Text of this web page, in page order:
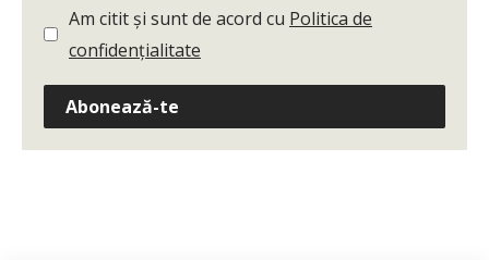
Am citit și sunt de acord cu Politica de
confidențialitate
Abonează-te